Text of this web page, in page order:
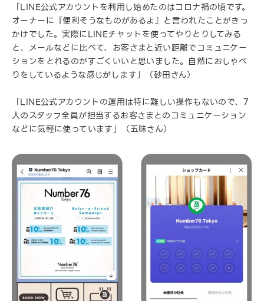
「LINE公式アカウントを利用し始めたのはコロナ禍の頃です。
オーナーに『便利そうなものがあるよ』と言われたことがきっ
かけでした。実際にLINEチャットを使ってやりとりしてみる
と、メールなどに比べて、お客さまと近い距離でコミュニケー
ションをとれるのがすごくいいと思いました。自然におしゃべ
りをしているような感じがします」（砂田さん）
「LINE公式アカウントの運用は特に難しい操作もないので、7
人のスタッフ全員が担当するお客さまとのコミュニケーション
などに気軽に使っています」（五味さん）